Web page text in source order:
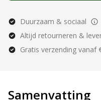
Duurzaam & sociaal
Altijd retourneren &
Gratis verzending vanaf
Samenvatting